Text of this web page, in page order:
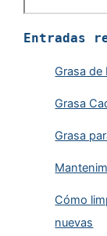
Entradas
Grasa de
Grasa
Grasa
Cómo
nuevas